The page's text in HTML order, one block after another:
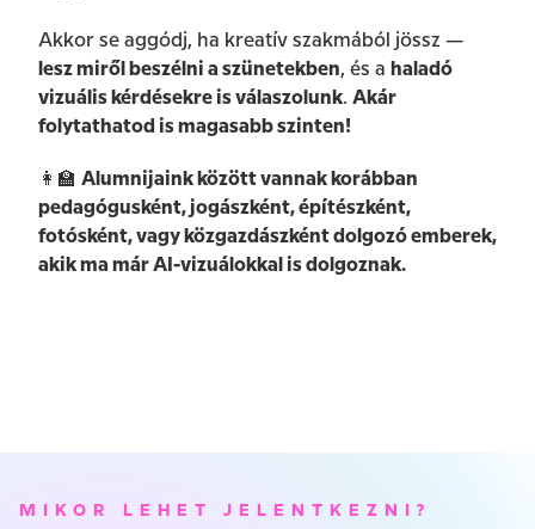
‍Akkor se aggódj, ha kreatív szakmából jössz —
lesz miről beszélni a szünetekben, és a haladó
vizuális kérdésekre is válaszolunk. Akár
folytathatod is magasabb szinten!
👩‍🏫 Alumnijaink között vannak korábban
pedagógusként, jogászként, építészként,
fotósként, vagy közgazdászként dolgozó emberek,
akik ma már AI-vizuálokkal is dolgoznak.
MIKOR LEHET JELENTKEZNI?